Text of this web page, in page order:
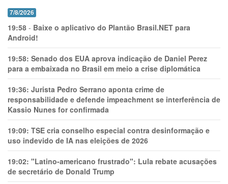
7/8/2026
19:58 - Baixe o aplicativo do Plantão Brasil.NET para
Android!
19:58: Senado dos EUA aprova indicação de Daniel Perez
para a embaixada no Brasil em meio a crise diplomática
19:36: Jurista Pedro Serrano aponta crime de
responsabilidade e defende impeachment se interferência de
Kassio Nunes for confirmada
19:09: TSE cria conselho especial contra desinformação e
uso indevido de IA nas eleições de 2026
19:02: "Latino-americano frustrado": Lula rebate acusações
de secretário de Donald Trump